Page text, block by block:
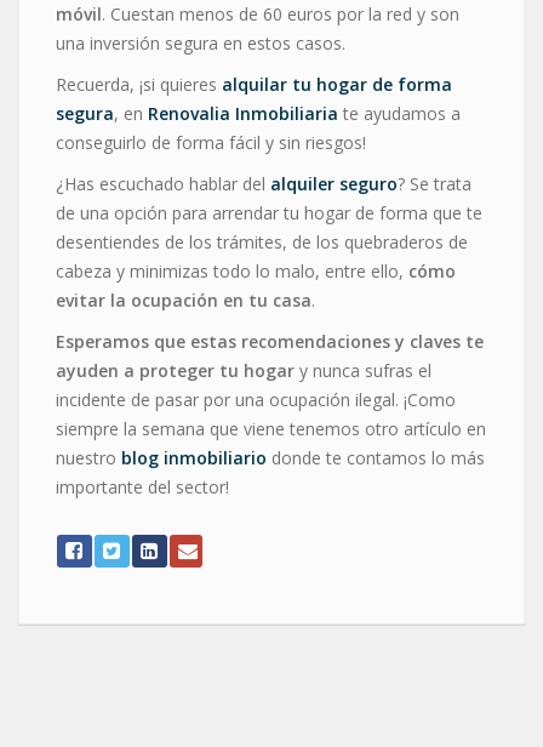
móvil. Cuestan menos de 60 euros por la red y son
una inversión segura en estos casos.
Recuerda, ¡si quieres alquilar tu hogar de forma
segura, en Renovalia Inmobiliaria te ayudamos a
conseguirlo de forma fácil y sin riesgos!
¿Has escuchado hablar del alquiler seguro? Se trata
de una opción para arrendar tu hogar de forma que te
desentiendes de los trámites, de los quebraderos de
cabeza y minimizas todo lo malo, entre ello, cómo
evitar la ocupación en tu casa.
Esperamos que estas recomendaciones y claves te
ayuden a proteger tu hogar y nunca sufras el
incidente de pasar por una ocupación ilegal. ¡Como
siempre la semana que viene tenemos otro artículo en
nuestro blog inmobiliario donde te contamos lo más
importante del sector!